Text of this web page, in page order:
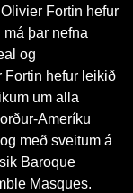
Fortin hefur
þar nefna
og
Fortin hefur leikið
um alla
Ameríku
með sveitum á
Baroque
Masques.